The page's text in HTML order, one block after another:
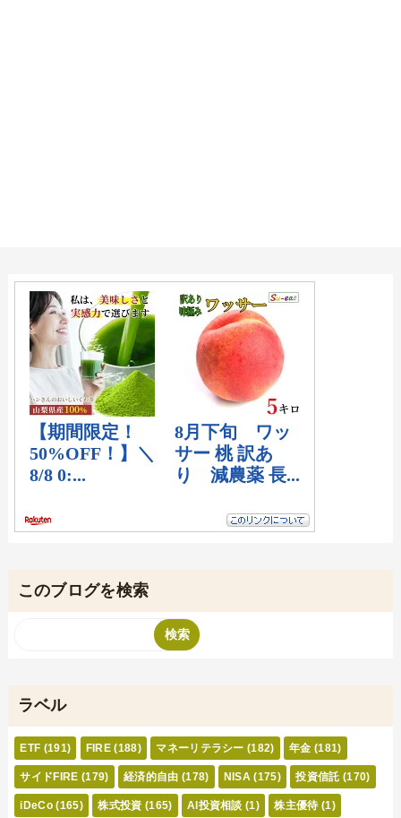
このブログを検索
ラベル
ETF (191) FIRE (188) マネーリテラシー (182) 年金 (181)
サイドFIRE (179) 経済的自由 (178) NISA (175) 投資信託 (170)
iDeCo (165) 株式投資 (165) AI投資相談 (1) 株主優待 (1)